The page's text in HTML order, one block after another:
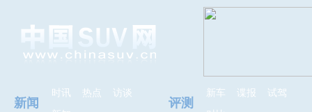
新闻
时讯 热点
访谈
评测
新车 谍报
试驾